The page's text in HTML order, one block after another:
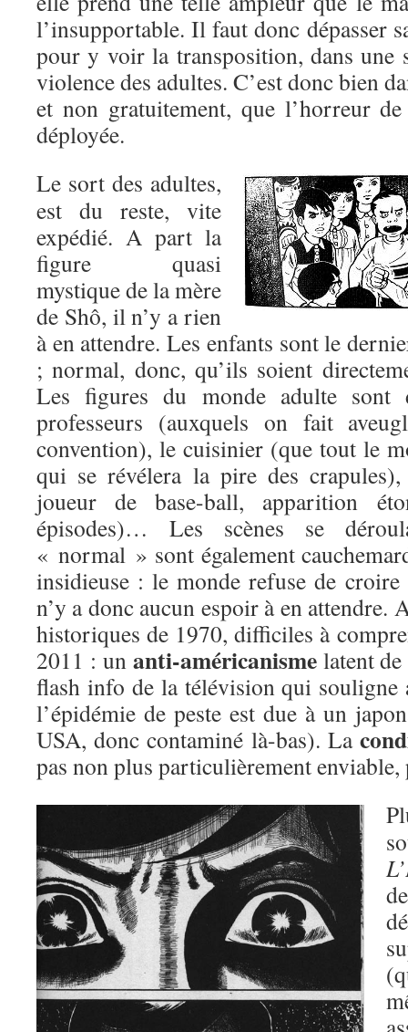
l’insupportable. Il faut donc dépasser
pour y voir la transposition, dans une
violence des adultes. C’est donc bien
et non gratuitement, que l’horreur
déployée.
Le sort des adultes,
est du reste, vite
expédié. A part la
figure quasi
mystique de la mère
de Shô, il n’y a rien
à en attendre. Les enfants sont le
; normal, donc, qu’ils soient
Les figures du monde adulte
professeurs (auxquels on fait
convention), le cuisinier (que tout le
qui se révélera la pire des
joueur de base-ball, apparition
épisodes)… Les scènes se
« normal » sont également
insidieuse : le monde refuse de croire
n’y a donc aucun espoir à en attendre.
historiques de 1970, difficiles à
2011 : un anti-américanismelatent de
flash info de la télévision qui souligne
l’épidémie de peste est due à un
USA, donc contaminé là-bas). La
pas non plus particulièrement enviable,